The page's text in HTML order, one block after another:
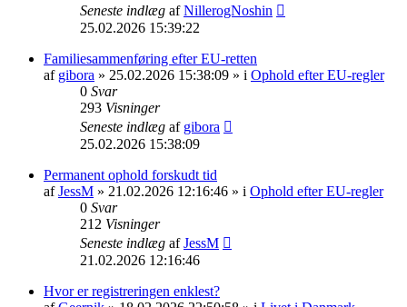
Seneste indlæg afNillerogNoshin
25.02.2026 15:39:22
Familiesammenføring efter EU-retten
af gibora » 25.02.2026 15:38:09 » i Ophold efter EU-regler
0 Svar
293 Visninger
Seneste indlæg af gibora
25.02.2026 15:38:09
Permanent ophold forskudt tid
afJessM » 21.02.2026 12:16:46 » i Ophold efter EU-regler
0 Svar
212 Visninger
Seneste indlæg afJessM
21.02.2026 12:16:46
Hvor er registreringen enklest?